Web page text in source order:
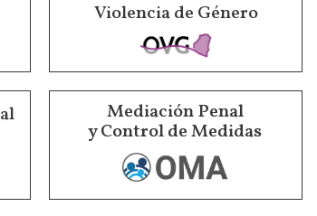
Violencia de Género
Mediación Penal
y Control de Medidas